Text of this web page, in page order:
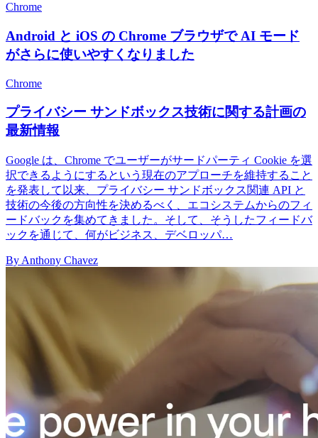
Chrome
Android と iOS の Chrome ブラウザで AI モード
がさらに使いやすくなりました
Chrome
プライバシー サンドボックス技術に関する計画の
最新情報
Google は、Chrome でユーザーがサードパーティ Cookie を選
択できるようにするという現在のアプローチを維持すること
を発表して以来、プライバシー サンドボックス関連 API と
技術の今後の方向性を決めるべく、エコシステムからのフィ
ードバックを集めてきました。そして、そうしたフィードバ
ックを通じて、何がビジネス、デベロッパ…
By Anthony Chavez